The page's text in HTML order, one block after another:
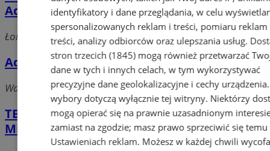
Administrowania Nieruchomościami
Łomżyńska, 41-219 Sosnowiec
Administracja Nieruchomości
Warszawska 10, 41-200 Sosnowiec
TBS Sp. z o.o. Zarząd Budynków
Mieszkalnych
identyfikatory i dane przeglądania, w celu
spersonalizowanych reklam i treści, pomiaru reklam
treści, analizy odbiorców oraz ulepszania usług.
stron trzecich (1845)mogą również przetwarzać
dane w tych i innych celach, w tym wykorzystywać
precyzyjne dane geolokalizacyjne i cechy
wybory dotyczą wyłącznie tej witryny. Niektórzy
mogą opierać się na prawnie uzasadnionym
zamiast na zgodzie; masz prawo sprzeciwić się temu
Ustawieniach reklam. Możesz w każdej chwili